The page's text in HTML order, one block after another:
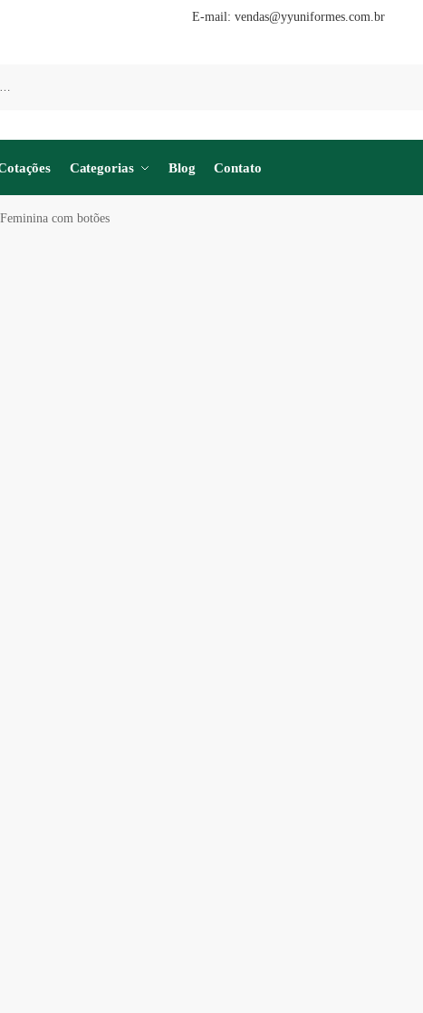
E-mail: vendas@yyuniformes.com.br
Categorias Blog Contato
com botões